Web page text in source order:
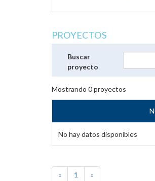
PROYECTOS
Buscar
proyecto
Mostrando 0proyectos
No hay datos disponibles
« 1 »